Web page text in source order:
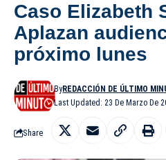
Caso Elizabeth
Aplazan
próximo lunes
Last Updated: 23 De Marzo De
ByREDACCIÓN DE ÚLTIMO
Share